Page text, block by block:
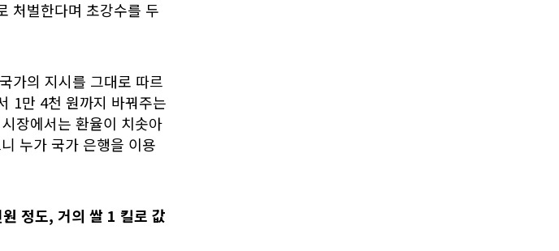
처벌한다며 초강수를 두
가의 지시를 그대로 따르
1만 4천 원까지 바꿔주는
장에서는 환율이 치솟아
누가 국가 은행을 이용
정도, 거의 쌀 1 킬로 값